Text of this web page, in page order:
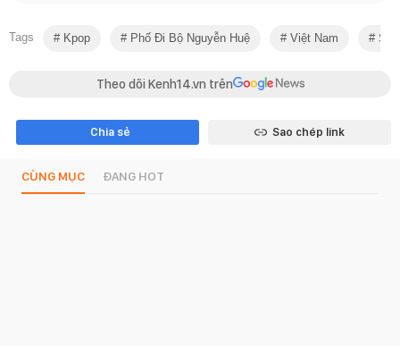
Tags Kpop Phố Đi Bộ Nguyễn Huệ Việt Nam Sm
Theo dõi Kenh14.vn trên
Chia sẻ Sao chép link
CÙNG MỤC ĐANG HOT